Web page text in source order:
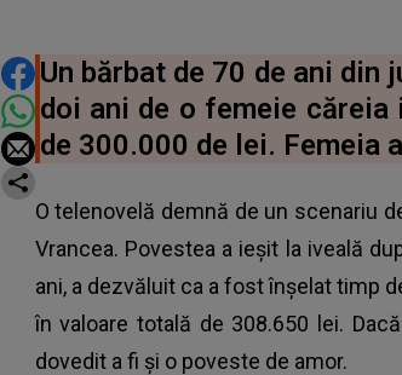
DISTRIBUIE ARTICOLUL
Un bărbat de 70 de ani
doi ani de o femeie
de 300.000 de lei. Femeia
O telenovelă demnă de un scenariu
Vrancea. Povestea a ieșit la iveală
ani, a dezvăluit ca a fost înșelat timp
în valoare totală de 308.650 lei.
dovedit a fi şi o poveste de amor.